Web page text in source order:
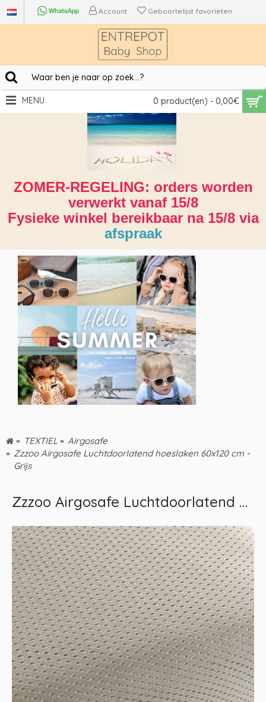
Account Geboortelijst favorieten
0 product(en) - 0,00€
MENU
ZOMER-REGELING: orders worden
verwerkt vanaf 15/8
Fysieke winkel bereikbaar na 15/8 via
afspraak
TEXTIEL
Airgosafe
Zzzoo Airgosafe Luchtdoorlatend hoeslaken 60x120 cm -
Grijs
Zzzoo Airgosafe Luchtdoorlatend hoeslaken 60x120 cm - Grijs